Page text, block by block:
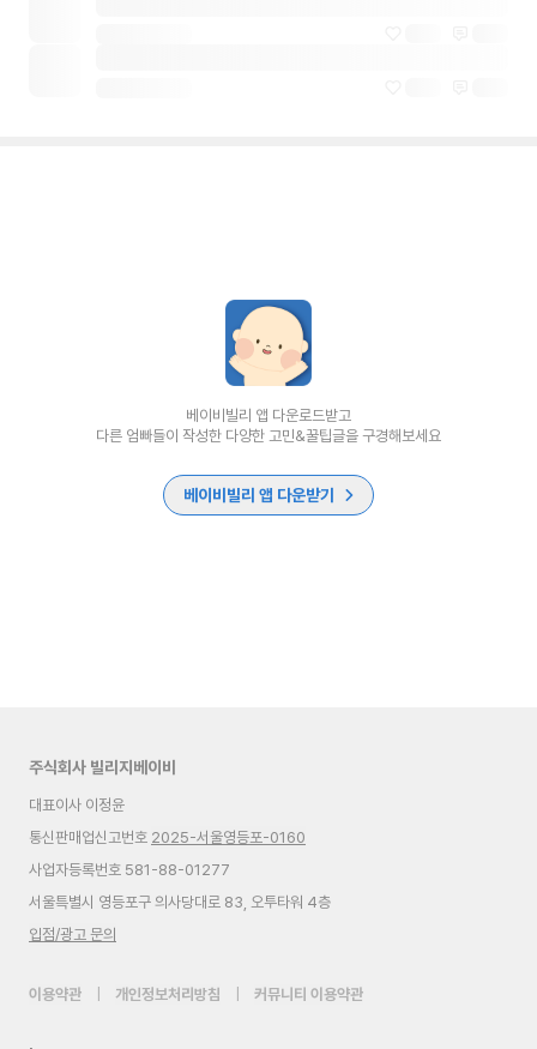
베이비빌리 앱 다운로드받고
다른 엄빠들이 작성한 다양한 고민&꿀팁글을 구경해보세요
베이비빌리 앱 다운받기
주식회사 빌리지베이비
대표이사 이정윤
통신판매업신고번호 2025-서울영등포-0160
사업자등록번호 581-88-01277
서울특별시 영등포구 의사당대로 83, 오투타워 4층
입점/광고 문의
이용약관 개인정보처리방침 커뮤니티 이용약관